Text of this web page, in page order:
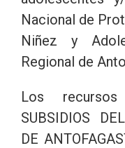
Nacional de
Niñez y
Regional de
Los
SUBSIDIOS
DE